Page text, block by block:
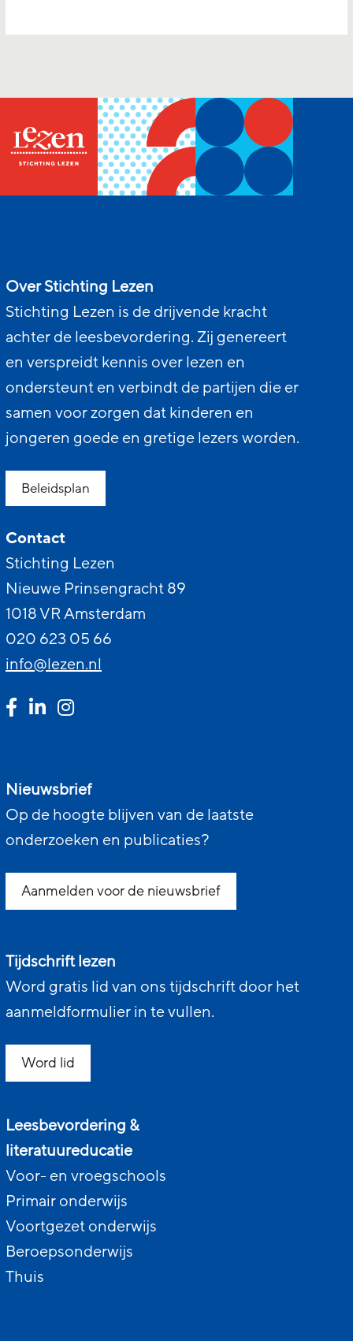
Over Stichting Lezen
Stichting Lezen is de drijvende kracht
achter de leesbevordering. Zij genereert
en verspreidt kennis over lezen en
ondersteunt en verbindt de partijen die er
samen voor zorgen dat kinderen en
jongeren goede en gretige lezers worden.
Beleidsplan
Contact
Stichting Lezen
Nieuwe Prinsengracht 89
1018 VR Amsterdam
020 623 05 66
info@lezen.nl
Nieuwsbrief
Op de hoogte blijven van de laatste
onderzoeken en publicaties?
Aanmelden voor de nieuwsbrief
Tijdschrift lezen
Word gratis lid van ons tijdschrift door het
aanmeldformulier in te vullen.
Word lid
Leesbevordering &
literatuureducatie
Voor- en vroegschools
Primair onderwijs
Voortgezet onderwijs
Beroepsonderwijs
Thuis